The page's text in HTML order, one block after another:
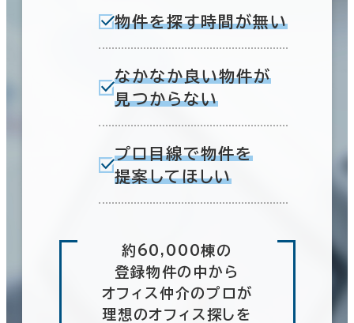
物件を探す時間が無い
なかなか良い物件が
見つからない
プロ目線で物件を
提案してほしい
約60,000棟の
登録物件の中から
オフィス仲介のプロが
理想のオフィス探しを